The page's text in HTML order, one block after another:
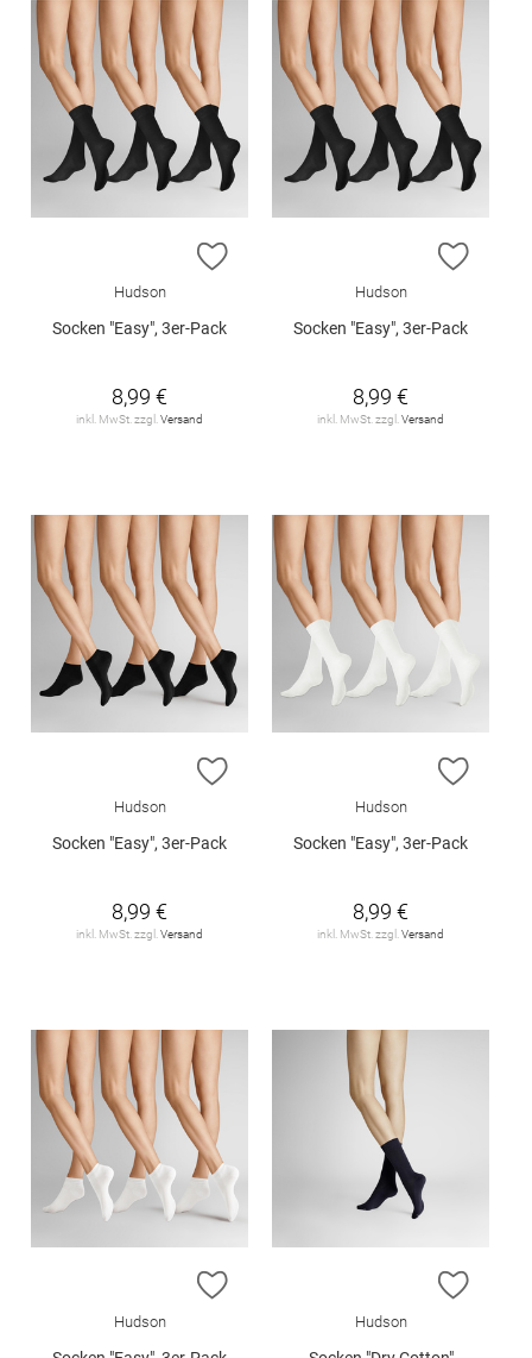
ZUR WUNSCHLISTE HINZUFÜGEN
Hudson
Socken "Easy", 3er-Pack
8,99 €
inkl. MwSt. zzgl. Versand
ZUR
Hudson
Socken "Easy", 3er-Pack
8,99 €
inkl. MwSt. zzgl. Versand
ZUR WUNSCHLISTE HINZUFÜGEN
Hudson
Socken "Easy", 3er-Pack
8,99 €
inkl. MwSt. zzgl. Versand
ZUR
Hudson
Socken "Easy", 3er-Pack
8,99 €
inkl. MwSt. zzgl. Versand
ZUR WUNSCHLISTE HINZUFÜGEN
Hudson
ZUR
Hudson